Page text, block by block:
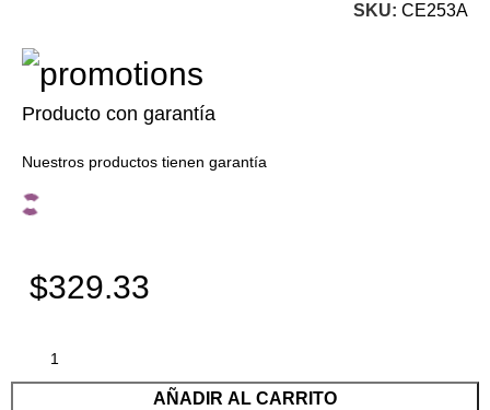
SKU: CE253A
Producto con garantía
Nuestros productos tienen garantía
$329.33
AÑADIR AL CARRITO